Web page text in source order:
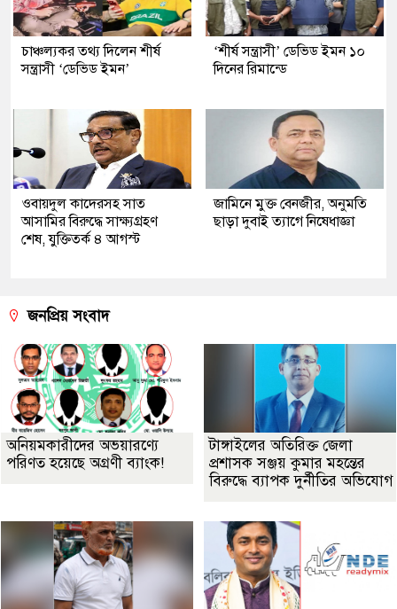
চাঞ্চল্যকর তথ্য দিলেন শীর্ষ
সন্ত্রাসী ‘ডেভিড ইমন’
‘শীর্ষ সন্ত্রাসী’ ডেভিড ইমন ১০
দিনের রিমান্ডে
ওবায়দুল কাদেরসহ সাত
আসামির বিরুদ্ধে সাক্ষ্যগ্রহণ
শেষ, যুক্তিতর্ক ৪ আগস্ট
জামিনে মুক্ত বেনজীর, অনুমতি
ছাড়া দুবাই ত্যাগে নিষেধাজ্ঞা
জনপ্রিয় সংবাদ
অনিয়মকারীদের অভয়ারণ্যে
পরিণত হয়েছে অগ্রণী ব্যাংক!
টাঙ্গাইলের অতিরিক্ত জেলা
প্রশাসক সঞ্জয় কুমার মহন্তের
বিরুদ্ধে ব্যাপক দুর্নীতির অভিযোগ